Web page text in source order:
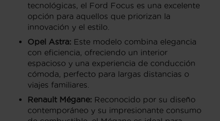
tecnológicas, el Ford Focus es una excelente
opción para aquellos que priorizan la
innovación y el estilo.
Opel Astra: Este modelo combina elegancia
con eficiencia, ofreciendo un interior
espacioso y una experiencia de conducción
cómoda, perfecto para largas distancias o
viajes familiares.
Renault Mégane: Reconocido por su diseño
contemporáneo y su impresionante consumo